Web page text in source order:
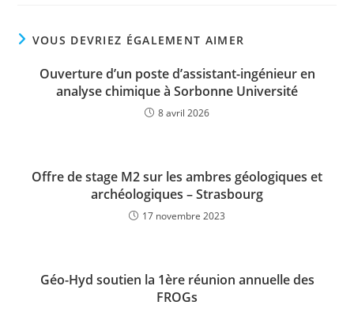
VOUS DEVRIEZ ÉGALEMENT AIMER
Ouverture d’un poste d’assistant-ingénieur en
analyse chimique à Sorbonne Université
8 avril 2026
Offre de stage M2 sur les ambres géologiques et
archéologiques – Strasbourg
17 novembre 2023
Géo-Hyd soutien la 1ère réunion annuelle des
FROGs